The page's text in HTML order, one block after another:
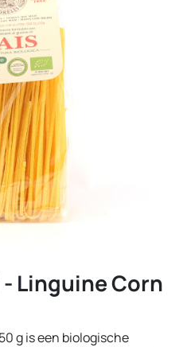
- Linguine Corn
g is een biologische